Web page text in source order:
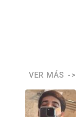
VER MÁS